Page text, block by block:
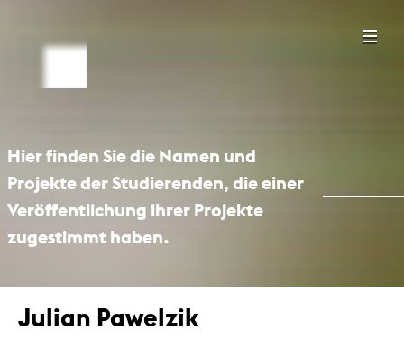
Hier finden Sie die Namen und
Projekte der Studierenden, die einer
Veröffentlichung ihrer Projekte
zugestimmt haben.
Julian Pawelzik